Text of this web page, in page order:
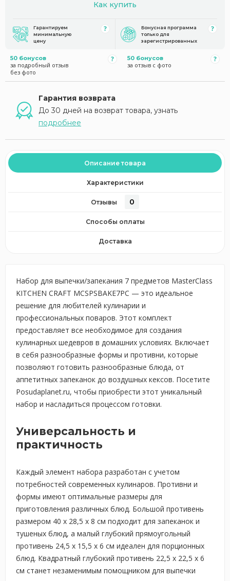
Как купить
Гарантируем
минимальную
цену
Бонусная программа
только для
зарегистрированных
50 бонусов
за подробный отзыв
без фото
50 бонусов
за отзыв с фото
Гарантия возврата
До 30 дней на возврат товара, узнать
подробнее
Описание товара
Характеристики
Отзывы 0
Способы оплаты
Доставка
Набор для выпечки/запекания 7 предметов MasterClass
KITCHEN CRAFT MCSPSBAKE7PC — это идеальное
решение для любителей кулинарии и
профессиональных поваров. Этот комплект
предоставляет все необходимое для создания
кулинарных шедевров в домашних условиях. Включает
в себя разнообразные формы и противни, которые
позволяют готовить разнообразные блюда, от
аппетитных запеканок до воздушных кексов. Посетите
Posudaplanet.ru, чтобы приобрести этот уникальный
набор и насладиться процессом готовки.
Универсальность и
практичность
Каждый элемент набора разработан с учетом
потребностей современных кулинаров. Противни и
формы имеют оптимальные размеры для
приготовления различных блюд. Большой противень
размером 40 x 28,5 x 8 см подходит для запеканок и
тушеных блюд, а малый глубокий прямоугольный
противень 24,5 x 15,5 x 6 см идеален для порционных
блюд. Квадратный глубокий противень 22,5 x 22,5 x 6
см станет незаменимым помощником для выпечки